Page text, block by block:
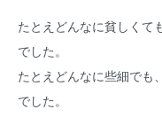
たとえどんなに貧しくて
でした。
たとえどんなに些細でも
でした。